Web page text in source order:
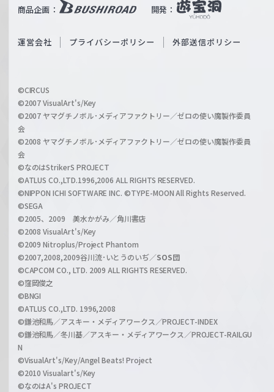
ß
c
a
r
z
商品企画： 開発：
b
O
i
l
h
a
n
l
運営会社 プライバシーポリシー 外部送信ポリシー
©CIRCUS
©2007 VisualArt's/Key
©2007 ヤマグチノボル･メディアファクトリー／ゼロの使い魔製作委員
会
©2008 ヤマグチノボル･メディアファクトリー／ゼロの使い魔製作委員
会
©なのはStrikerS PROJECT
©ATLUS CO.,LTD.1996,2006 ALL RIGHTS RESERVED.
©NIPPON ICHI SOFTWARE INC. ©TYPE-MOON All Rights Reserved.
©SEGA
©2005、2009 美水かがみ／角川書店
©2008 VisualArt's/Key
©2009 Nitroplus/Project Phantom
©2007,2008,2009谷川流･いとうのいぢ／SOS団
©CAPCOM CO., LTD. 2009 ALL RIGHTS RESERVED.
©窪岡俊之
©BNGI
©ATLUS CO.,LTD. 1996,2008
©鎌池和馬／アスキー・メディアワークス／PROJECT-INDEX
©鎌池和馬／冬川基／アスキー・メディアワークス／PROJECT-RAILGU
N
©VisualArt's/Key/Angel Beats! Project
©2010 Visualart's/Key
©なのはA's PROJECT